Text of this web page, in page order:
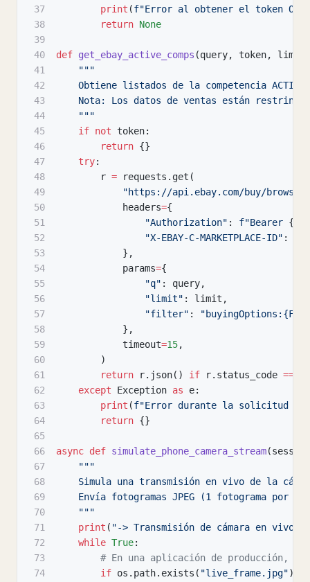
37
print (f"Error al obtener el token
38
return None
39
40
def get_ebay_active_comps (query, token, limit
41
"""
42
Obtiene listados de la competencia
43
Nota: Los datos de ventas están
44
    """
45
if not token:
46
return {}
47
try:
48
        r
= requests . get (
49
"https://api.ebay.com/buy/browse/
50
            headers
={
51
"Authorization" : f"Bearer {
52
"X-EBAY-C-MARKETPLACE-ID" :
53
} ,
54
            params
={
55
"q" : query,
56
"limit" : limit ,
57
"filter" :
58
} ,
59
            timeout
=15,
60
)
61
return r. json( ) if r. status_code ==
62
except Exception as e:
63
print (f"Error durante la solicitud a
64
return {}
65
66
async def simulate_phone_camera_stream(session
67
"""
68
Simula una transmisión en vivo de la
69
Envía fotogramas JPEG (1 fotograma por
70
    """
71
print ( "-> Transmisión de cámara en vivo
72
while True:
73
# En una aplicación de producción,
74
if os . path. exists ( "live_frame.jpg")